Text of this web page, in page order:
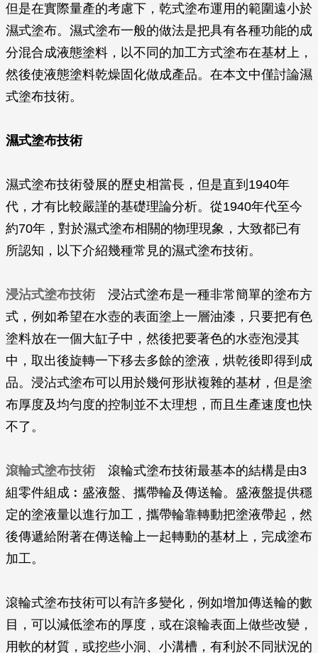
但是在實際量產的考慮下，乾式塗布運用的範圍遠小於
濕式塗布。濕式塗布一般的做法是把具有各種功能的成
分混合成液態塗料，以不同的加工方式塗布在基材上，
然後使液態塗料乾燥固化做成產品。在本文中僅討論濕
式塗布技術。
濕式塗布技術
濕式塗布技術發展的歷史相當長，但是直到1940年
代，才有比較嚴謹的基礎理論分析。從1940年代至今
約70年，對於濕式塗布相關的物理現象，大致都已有
所認知，以下介紹幾種常見的濕式塗布技術。
浸沾式塗布技術 浸沾式塗布是一種非常簡單的塗布方
式，例如希望在水壺的表面塗上一層油漆，只要把有色
塗料放在一個大缸子中，然後把要著色的水壺泡浸其
中，取出後旋轉一下移去多餘的塗液，烘乾後即得到成
品。浸沾式塗布可以用於幾何形狀複雜的基材，但是塗
布厚度及均勻度的控制並不太理想，而且生產速度也快
不了。
滾輪式塗布技術 滾輪式塗布技術最基本的結構是由3
組零件組成︰盛液盤、攜帶輪及傳送輪。盛液盤提供穩
定的塗液量以進行加工，攜帶輪靠轉動把塗液帶起，然
後傳遞給附著在傳送輪上一起轉動的基材上，完成塗布
加工。
滾輪式塗布技術可以有許多變化，例如增加傳送輪的數
目，可以減低塗布的厚度，或在滾輪表面上做些改變，
用軟的材質，或挖些小洞、小溝槽，有利於不同狀況的